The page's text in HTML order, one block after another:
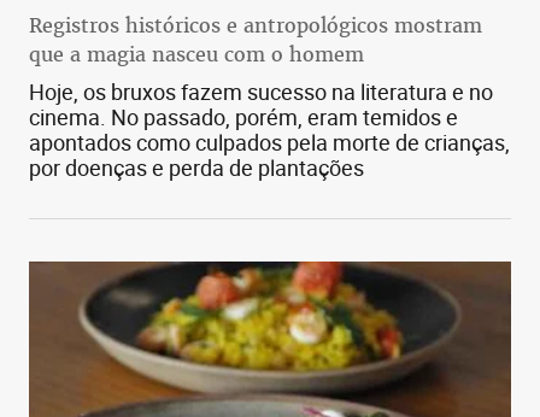
Registros históricos e antropológicos mostram
que a magia nasceu com o homem
Hoje, os bruxos fazem sucesso na literatura e no
cinema. No passado, porém, eram temidos e
apontados como culpados pela morte de crianças,
por doenças e perda de plantações